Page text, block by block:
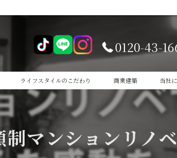
0120-43-
ライフスタイルのこだわり 商業建築 当社
設計
新築
マンションリノベ